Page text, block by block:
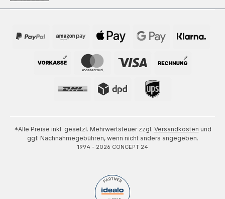
*Alle Preise inkl. gesetzl. Mehrwertsteuer zzgl. Versandkosten und
ggf. Nachnahmegebühren, wenn nicht anders angegeben.
1994 - 2026 CONCEPT 24